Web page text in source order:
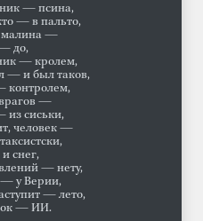
— псина,
— в пальто,
малина —
до,
— кролем,
— и был таков,
контролем,
—
из сиськи,
человек —
снег,
— нету,
— у Верии,
— лето,
— ИИ.